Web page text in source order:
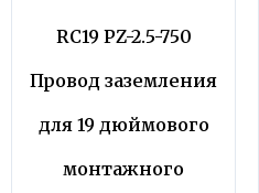
RC19 PZ-2.5-750
Провод заземления
для 19 дюймового
монтажного